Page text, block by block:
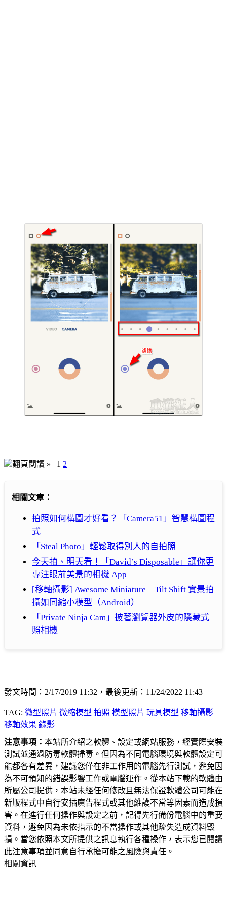
翻頁閱讀 » 1 2
相關文章：
拍照如何構圖才好看？「Camera51」智慧構圖程
式
「Steal Photo」輕鬆取得別人的自拍照
今天拍、明天看！「David’s Disposable」讓你更
專注眼前美景的相機 App
[移軸攝影] Awesome Miniature – Tilt Shift 實景拍
攝如同縮小模型（Android）
「Private Ninja Cam」披著瀏覽器外皮的隱藏式
照相機
發文時間：2/17/2019 11:32，最後更新：11/24/2022 11:43
TAG: 微型照片 微縮模型 拍照 模型照片 玩具模型 移軸攝影
移軸效果 錄影
注意事項： 本站所介紹之軟體、設定或網站服務，經實際安裝
測試並通過防毒軟體掃毒。但因為不同電腦環境與軟體設定可
能都各有差異，建議您僅在非工作用的電腦先行測試，避免因
為不可預知的錯誤影響工作或電腦運作。從本站下載的軟體由
所屬公司提供，本站未經任何修改且無法保證軟體公司可能在
新版程式中自行安插廣告程式或其他維護不當等因素而造成損
害。在進行任何操作與設定之前，記得先行備份電腦中的重要
資料，避免因為未依指示的不當操作或其他疏失造成資料毀
損。當您依照本文所提供之訊息執行各種操作，表示您已閱讀
此注意事項並同意自行承擔可能之風險與責任。
相關資訊